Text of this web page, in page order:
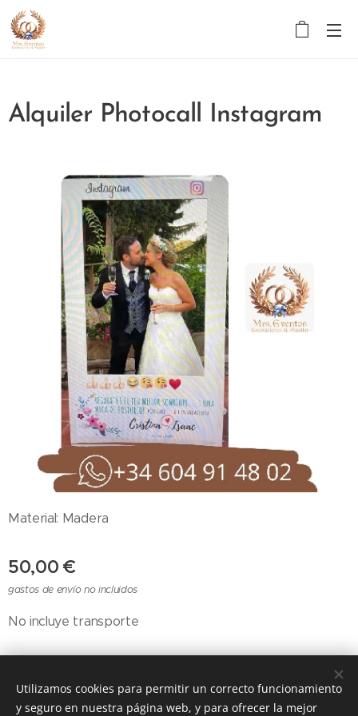
Alquiler Photocall Instagram
Material: Madera
50,00 €
gastos de envío no incluidos
No incluye transporte
Cookies
Utilizamos cookies para permitir un correcto funcionamiento
y seguro en nuestra página web, y para ofrecer la mejor